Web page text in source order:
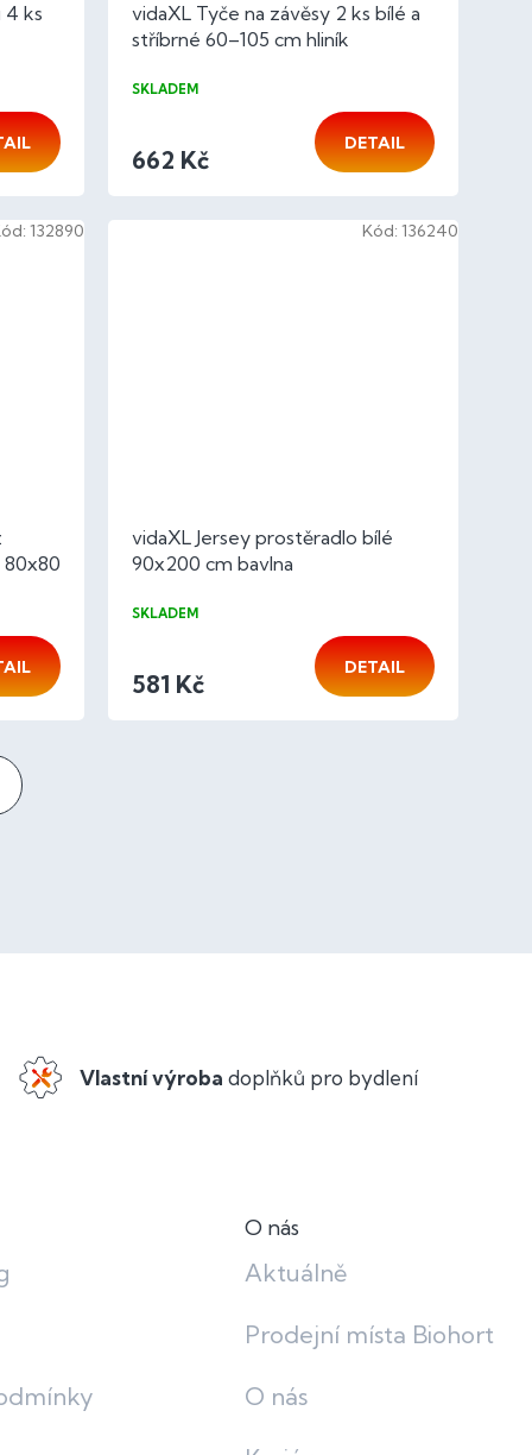
4 ks
vidaXL Tyče na závěsy 2 ks bílé a
stříbrné 60–105 cm hliník
SKLADEM
662 Kč
DETAIL
132890
vidaXL Jersey prostěradlo bílé
90x200 cm bavlna
SKLADEM
581 Kč
DETAIL
Kód: 136240
Vlastní výroba doplňků pro bydlení
O nás
Aktuálně
Prodejní místa Biohort
O nás